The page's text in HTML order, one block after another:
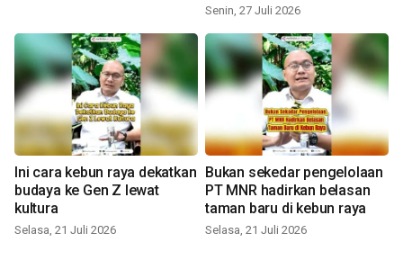
Senin, 27 Juli 2026
Ini cara kebun raya dekatkan
budaya ke Gen Z lewat
kultura
Selasa, 21 Juli 2026
Bukan sekedar pengelolaan
PT MNR hadirkan belasan
taman baru di kebun raya
Selasa, 21 Juli 2026